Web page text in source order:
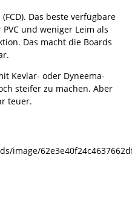
Das beste verfügbare
und weniger Leim als
Das macht die Boards
Kevlar- oder Dyneema-
steifer zu machen. Aber
teuer.